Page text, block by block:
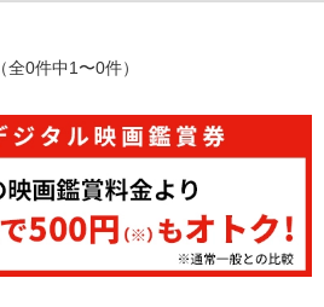
（全0件中1〜0件）